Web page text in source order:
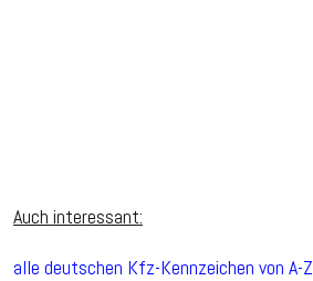
Auch interessant:
alle deutschen Kfz-Kennzeichen von A-Z